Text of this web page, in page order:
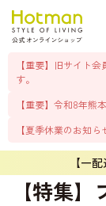
【重要】旧サイト
す。
【重要】令和8年熊
【夏季休業のお知ら
【一
【特集